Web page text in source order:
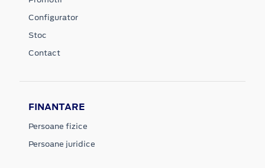
Configurator
Stoc
Contact
FINANTARE
Persoane fizice
Persoane juridice